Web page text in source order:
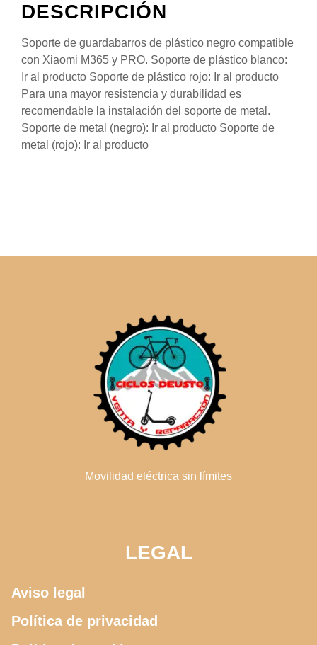
DESCRIPCIÓN
Soporte de guardabarros de plástico negro compatible
con Xiaomi M365 y PRO. Soporte de plástico blanco:
Ir al producto Soporte de plástico rojo: Ir al producto
Para una mayor resistencia y durabilidad es
recomendable la instalación del soporte de metal.
Soporte de metal (negro): Ir al producto Soporte de
metal (rojo): Ir al producto
Movilidad eléctrica sin límites
LEGAL
Aviso legal
Política de privacidad